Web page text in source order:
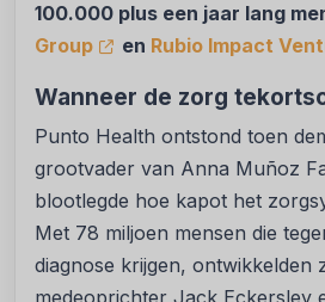
100.000 plus een jaar lang
Group
en Rubio Impact
Wanneer de zorg
Punto Health ontstond toen
grootvader van Anna Muñoz
blootlegde hoe kapot het
Met 78 miljoen mensen die
diagnose krijgen, ontwikkelden